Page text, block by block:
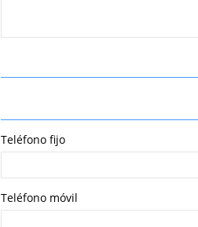
Teléfono fijo
Teléfono móvil